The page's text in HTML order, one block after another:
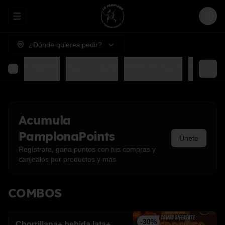
Abrir menu de navegación Login
¿Dónde quieres pedir?
Acumula
PamplonaPoints
Regístrate, gana puntos con tus compras y
canjealos por productos y más
Únete
COMBOS
-30%